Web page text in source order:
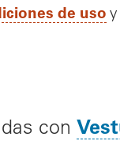
de uso y
con